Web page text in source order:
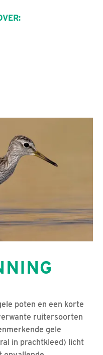
poten en een korte
ruitersoorten
gele
in prachtkleed) licht